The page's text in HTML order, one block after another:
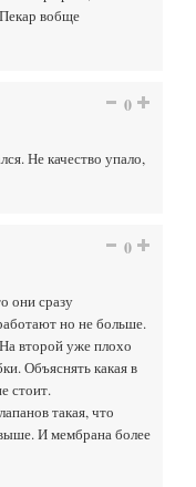
вобще
0
Не качество упало,
0
они сразу
но не больше.
второй уже плохо
Объяснять какая в
стоит.
такая, что
И мембрана более